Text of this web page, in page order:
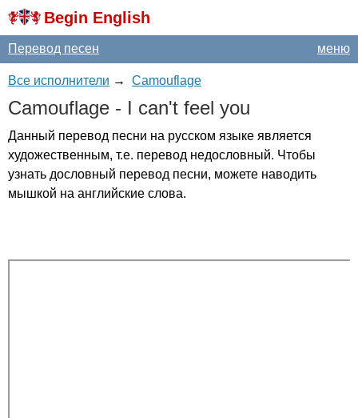
Begin English
меню
Перевод песен
Все исполнители → Camouflage
Camouflage - I can't feel you
Данный перевод песни на русском языке является
художественным, т.е. перевод недословный. Чтобы
узнать дословный перевод песни, можете наводить
мышкой на английские слова.